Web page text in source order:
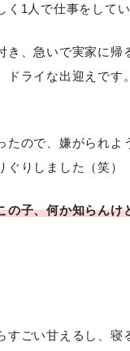
く1人で仕事をしてい
き、急いで実家に帰
ドライな出迎えです
たので、嫌がられよ
ぐりしました（笑）
の子、何か知らんけ
すごい甘えるし、寝